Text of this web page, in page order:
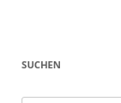
SUCHEN